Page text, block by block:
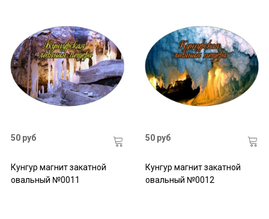
50 руб
Кунгур магнит закатной
овальный №0011
50 руб
Кунгур магнит закатной
овальный №0012